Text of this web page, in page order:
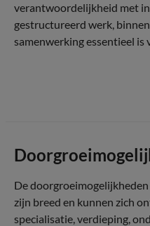
verantwoordelijkheid met
gestructureerd werk,
samenwerking essentieel
De
zijn breed en kunnen zich
specialisatie, verdieping,